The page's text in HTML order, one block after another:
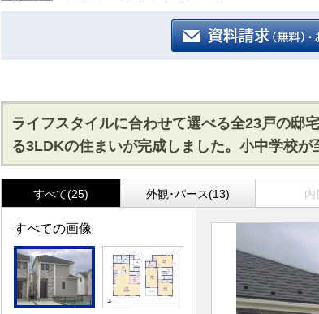
ライフスタイルに合わせて選べる全23戸の邸
る3LDKの住まいが完成しました。小中学校
すべて(25) 外観･パース(13) 内
すべての画像